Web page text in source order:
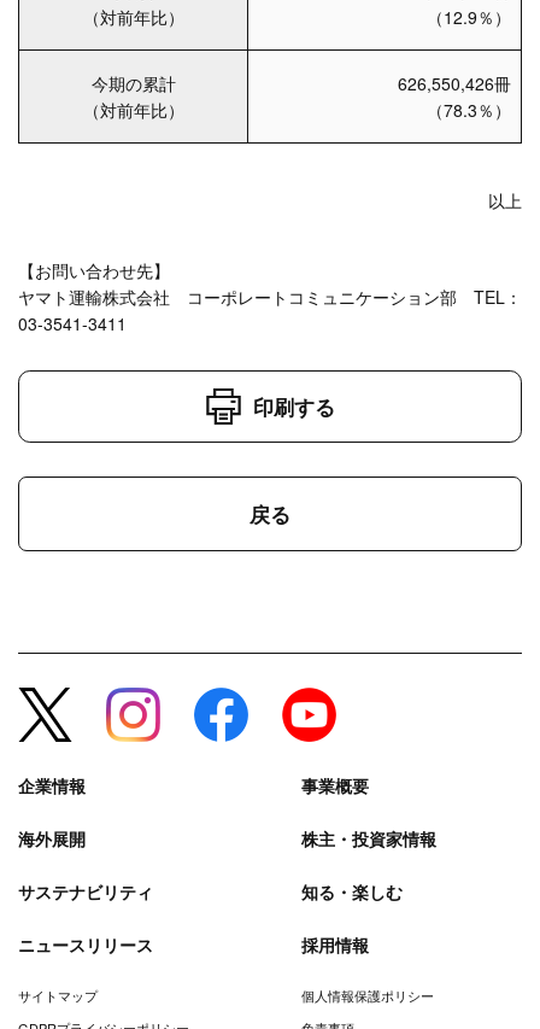
（対前年比）
（12.9％）
今期の累計
（対前年比）
626,550,426冊
（78.3％）
以上
【お問い合わせ先】
ヤマト運輸株式会社 コーポレートコミュニケーション部 TEL：
03-3541-3411
印刷する
戻る
企業情報 事業概要
海外展開 株主・投資家情報
サステナビリティ 知る・楽しむ
ニュースリリース 採用情報
サイトマップ
個人情報保護ポリシー